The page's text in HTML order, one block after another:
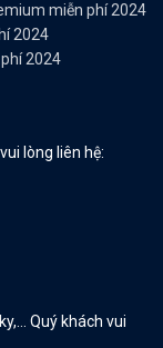
miễn phí 2024
2024
2024
lòng liên hệ:
Quý khách vui